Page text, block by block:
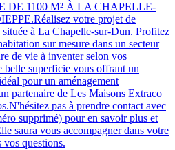
DE 1100 M² À LA CHAPELLE-
votre projet de
à La Chapelle-sur-Dun. Profitez
sur mesure dans un secteur
de vie à inventer selon vos
belle superficie vous offrant un
pour un aménagement
partenaire de Les Maisons Extraco
pas à prendre contact avec
supprimé) pour en savoir plus et
saura vous accompagner dans votre
vos questions.